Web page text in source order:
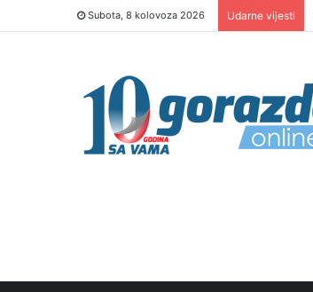
Subota, 8 kolovoza 2026 Udarne vijesti